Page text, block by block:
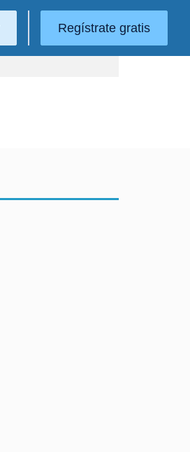
Regístrate gratis